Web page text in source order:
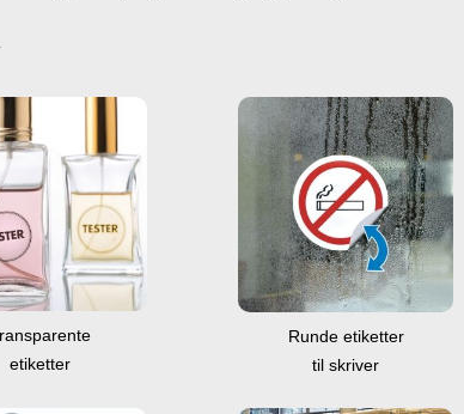
etiketter
Runde etiketter
til skriver